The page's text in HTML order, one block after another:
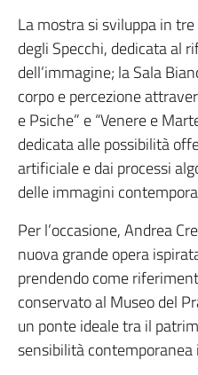
La mostra si sviluppa in
degli Specchi, dedicata al
dell’immagine; la Sala
corpo e percezione
e Psiche” e “Venere e
dedicata alle possibilità
artificiale e dai processi
delle immagini
Per l’occasione, Andrea
nuova grande opera
prendendo come
conservato al Museo del
un ponte ideale tra il
sensibilità contemporanea